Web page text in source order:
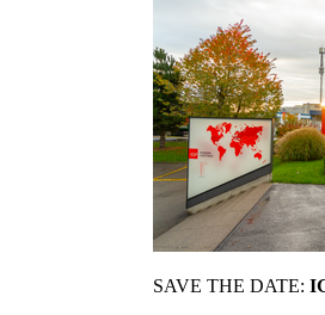
SAVE THE DATE: